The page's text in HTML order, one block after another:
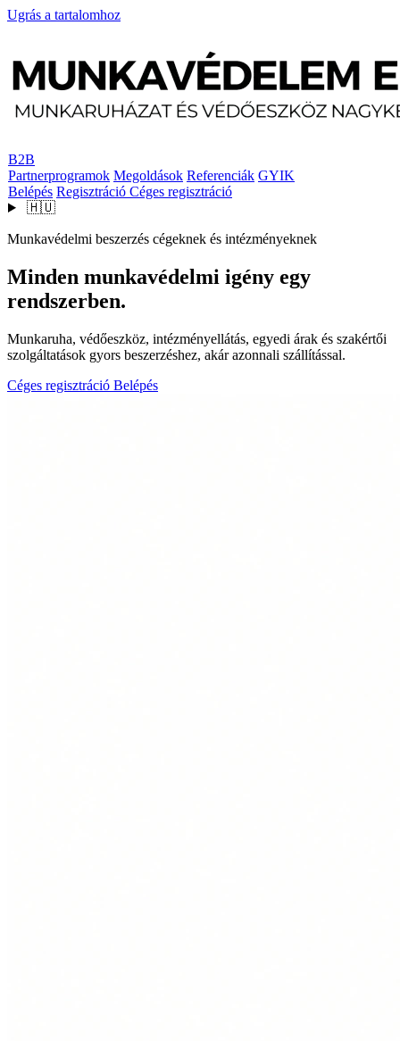
Ugrás a tartalomhoz
B2B
Partnerprogramok Megoldások Referenciák GYIK
Belépés Regisztráció Céges regisztráció
🇭🇺
Munkavédelmi beszerzés cégeknek és intézményeknek
Minden munkavédelmi igény egy
rendszerben.
Munkaruha, védőeszköz, intézményellátás, egyedi árak és szakértői
szolgáltatások gyors beszerzéshez, akár azonnali szállítással.
Céges regisztráció Belépés